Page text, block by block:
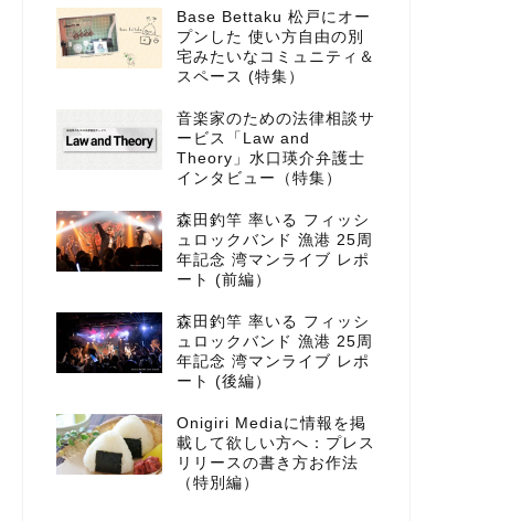
Base Bettaku 松戸にオー
プンした 使い方自由の別
宅みたいなコミュニティ＆
スペース (特集）
音楽家のための法律相談サ
ービス「Law and
Theory」水口瑛介弁護士
インタビュー（特集）
森田釣竿 率いる フィッシ
ュロックバンド 漁港 25周
年記念 湾マンライブ レポ
ート (前編）
森田釣竿 率いる フィッシ
ュロックバンド 漁港 25周
年記念 湾マンライブ レポ
ート (後編）
Onigiri Mediaに情報を掲
載して欲しい方へ：プレス
リリースの書き方お作法
（特別編）